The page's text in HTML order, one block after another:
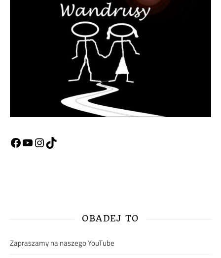
Facebook
YouTube
Instagram
OBADEJ TO
Zapraszamy na naszego YouTube